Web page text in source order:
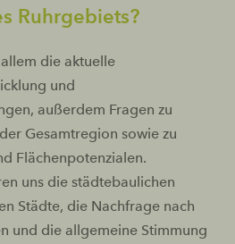
Ruhrgebiets?
die aktuelle
und
außerdem Fragen zu
Gesamtregion sowie zu
Flächenpotenzialen.
uns die städtebaulichen
Städte, die Nachfrage nach
und die allgemeine Stimmung